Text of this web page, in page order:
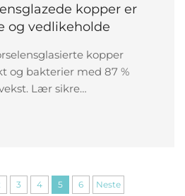
kopper er
og vedlikeholde
kopper
og bakterier med 87 %
Lær sikre
– klikk for eksperttips
3 4 5 6 Neste